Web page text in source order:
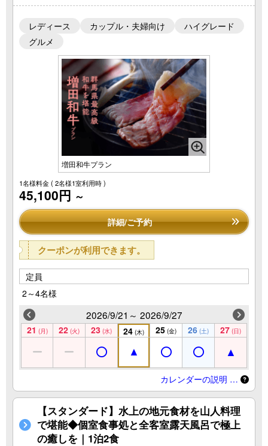
レディース カップル・夫婦向け
ハイグレード
グルメ
増田和牛プラン
1名様料金( 2名様1室利用時 )
45,100円 ～
詳細/ご予約
クーポンが利用できます。
定員
2～4名様
2026/9/21～ 2026/9/27
21 (月) 22 (火) 23 (水) 24 (木) 25 (金) 26 (土) 27 (日)
カレンダーの説明 …
【スタンダード】水上の地元食材を山人料理
で堪能◆個室食事処と全客室露天風呂で極上
の癒しを｜1泊2食